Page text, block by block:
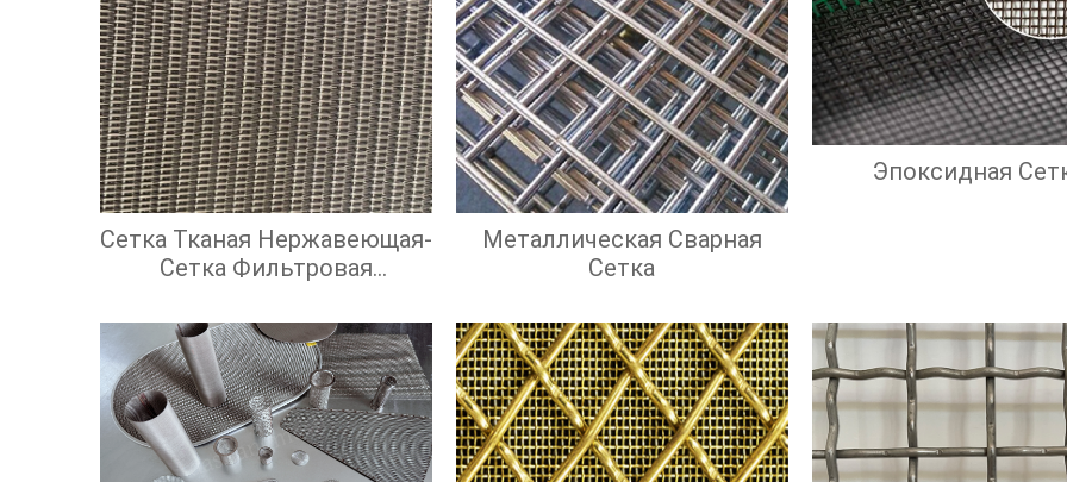
Сетка Тканая Нержавеющая-
Сетка Фильтровая
Металлическая Сварная
Сетка
Эпоксидная